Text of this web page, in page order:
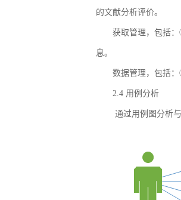
的文献分析评价。
获取管理，包括
息。
数据管理，包括
2.4 用例分析
通过用例图分析